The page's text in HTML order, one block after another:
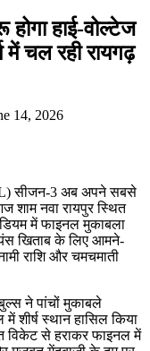
हाई-वोल्टेज
में चल रही रायगढ़
14, 2026
सीजन-3 अब अपने सबसे
शाम नवा रायपुर स्थित
में फाइनल मुकाबला
खिताब के लिए आमने-
राशि और चमचमाती
ने पांचों मुकाबले
शीर्ष स्थान हासिल किया
विकेट से हराकर फाइनल में